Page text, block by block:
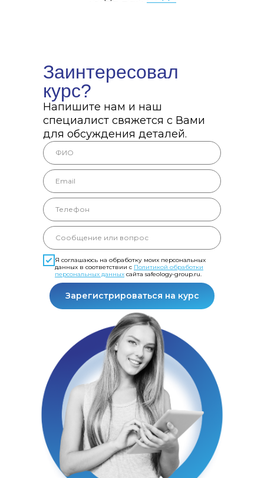
Заинтересовал
курс?
Напишите нам и наш
специалист свяжется с Вами
для обсуждения деталей.
Я соглашаюсь на обработку моих персональных
данных в соответствии с Политикой обработки
персональных данных сайта safeology-group.ru.
Зарегистрироваться на курс